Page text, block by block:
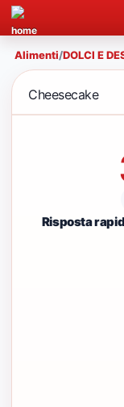
Alimenti/DOLCI E
Cheesecake
Risposta